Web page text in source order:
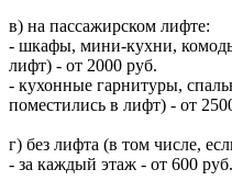
в) на пассажирском лифте:
- шкафы, мини-кухни,
лифт) - от 2000 руб.
- кухонные гарнитуры,
поместились в лифт) - от
г) без лифта (в том числе,
- за каждый этаж - от 600 руб.